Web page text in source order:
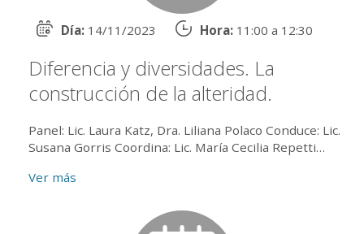
Día: 14/11/2023 Hora: 11:00 a 12:30
Diferencia y diversidades. La
construcción de la alteridad.
Panel: Lic. Laura Katz, Dra. Liliana Polaco Conduce: Lic.
Susana Gorris Coordina: Lic. María Cecilia Repetti
Ver más